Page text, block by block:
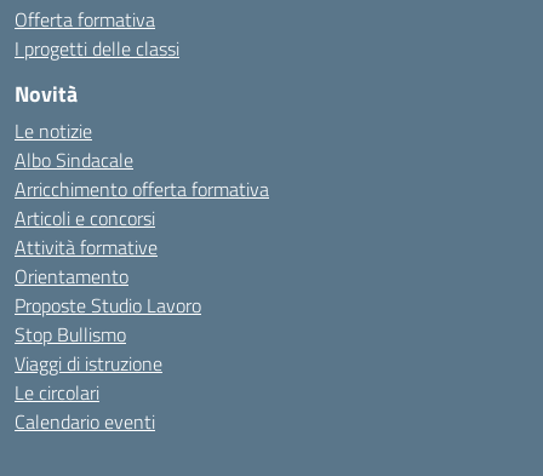
Offerta formativa
I progetti delle classi
Novità
Le notizie
Albo Sindacale
Arricchimento offerta formativa
Articoli e concorsi
Attività formative
Orientamento
Proposte Studio Lavoro
Stop Bullismo
Viaggi di istruzione
Le circolari
Calendario eventi